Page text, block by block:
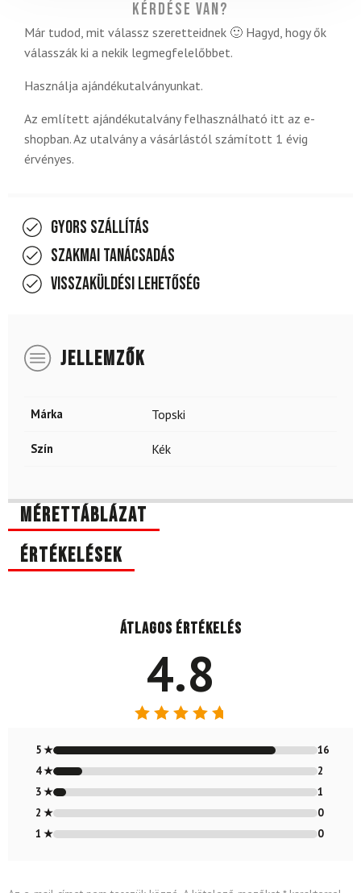
Kérdése van?
Már tudod, mit válassz szeretteidnek 🙂 Hagyd, hogy ők
válasszák ki a nekik legmegfelelőbbet.
Használja ajándékutalványunkat.
Az említett ajándékutalvány felhasználható itt az e-
shopban. Az utalvány a vásárlástól számított 1 évig
érvényes.
Gyors szállítás
Szakmai tanácsadás
Visszaküldési lehetőség
JELLEMZŐK
Márka Topski
Szín Kék
Mérettáblázat
Értékelések
Átlagos értékelés
4.8
4.79/ 5
5 ★
16
4 ★
2
3 ★
1
2 ★
0
1 ★
0